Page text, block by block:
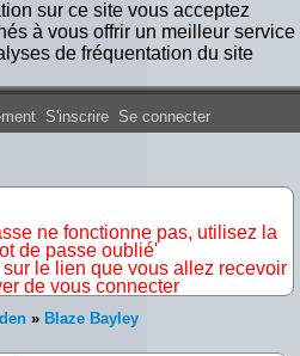
sur ce site vous acceptez
à vous offrir un meilleur service
de fréquentation du site
Maiden France
S'inscrire Se connecter
ne fonctionne pas, utilisez la
de passe oublié'
le lien que vous allez recevoir
de vous connecter
» Blaze Bayley